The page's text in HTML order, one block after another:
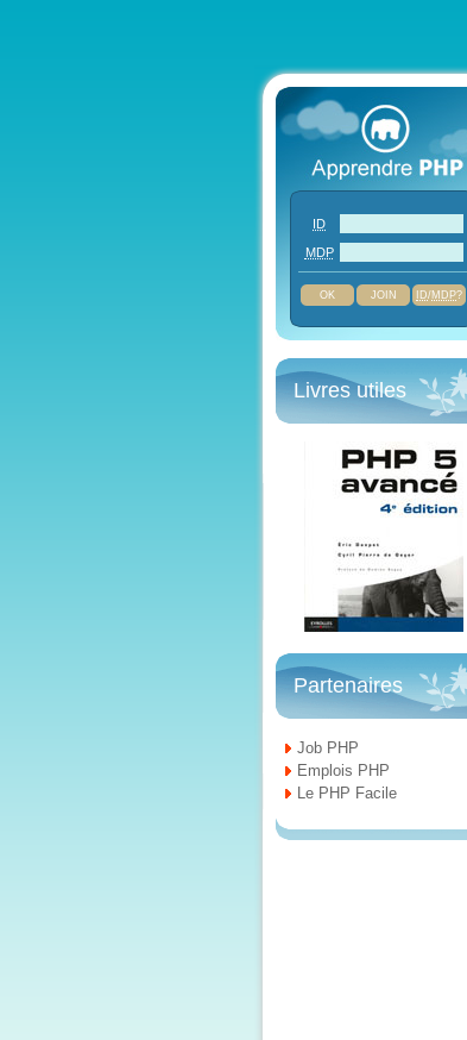
ID
MDP
JOIN ID/MDP?
Livres utiles
Partenaires
Job PHP
Emplois PHP
Le PHP Facile